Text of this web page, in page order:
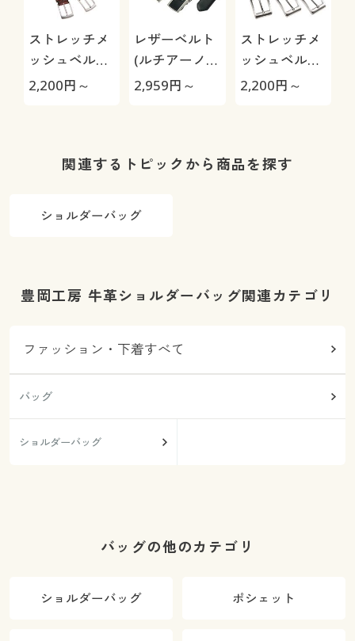
ストレッチメ
ッシュベルト/
穴あけ不要 編
2,200円～
レザーベルト
(ルチアーノ
バレンチノ)
2,959円～
ストレッチメ
ッシュベルト
(CUPC)
2,200円～
関連するトピックから商品を探す
ショルダーバッグ
豊岡工房 牛革ショルダーバッグ関連カテゴリ
ファッション・下着すべて
バッグ
ショルダーバッグ
バッグの他のカテゴリ
ショルダーバッグ ポシェット